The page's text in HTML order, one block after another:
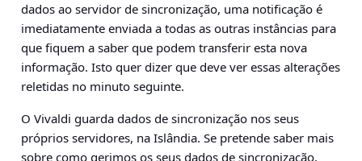
dados ao servidor de sincronização, uma notificação é
imediatamente enviada a todas as outras instâncias para
que fiquem a saber que podem transferir esta nova
informação. Isto quer dizer que deve ver essas alterações
reletidas no minuto seguinte.
O Vivaldi guarda dados de sincronização nos seus
próprios servidores, na Islândia. Se pretende saber mais
sobre como gerimos os seus dados de sincronização,